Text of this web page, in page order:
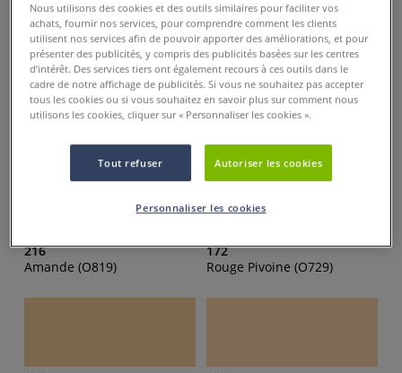
Citron (Y747)
Jaune (Y657)
Jaune Canari (Y367)
Tournesol (Y156)
216
Amande (O819)
172
Rouge Pivoine (O729)
Nous utilisons des cookies et des outils similaires pour faciliter vos
achats, fournir nos services, pour comprendre comment les clients
utilisent nos services afin de pouvoir apporter des améliorations, et pour
présenter des publicités, y compris des publicités basées sur les centres
d’intérêt. Des services tiers ont également recours à ces outils dans le
cadre de notre affichage de publicités. Si vous ne souhaitez pas accepter
tous les cookies ou si vous souhaitez en savoir plus sur comment nous
utilisons les cookies, cliquer sur « Personnaliser les cookies ».
Tout refuser Autoriser les cookies
Personnaliser les cookies